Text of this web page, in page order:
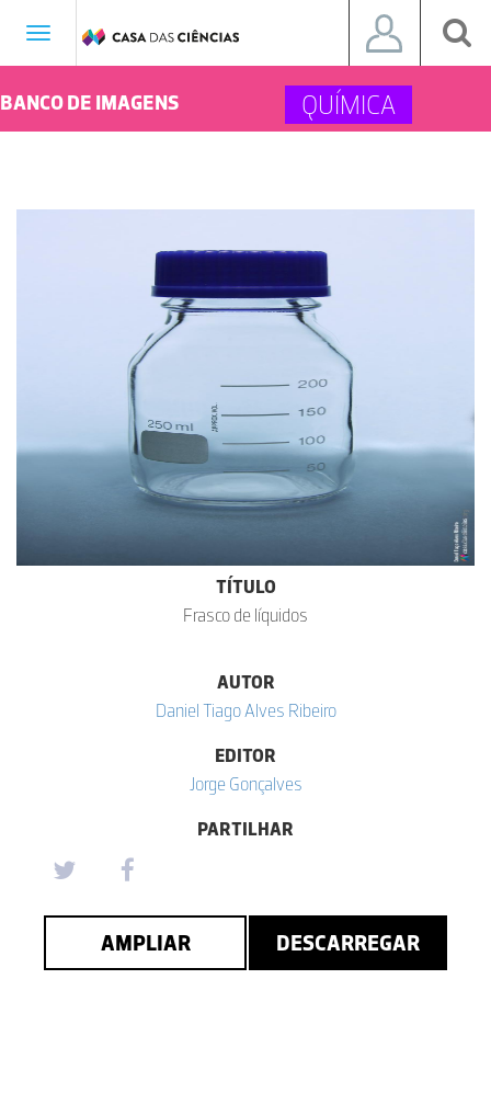
Toggle
BANCO DE IMAGENS QUÍMICA
TÍTULO
Frasco de líquidos
AUTOR
Daniel Tiago Alves Ribeiro
EDITOR
Jorge Gonçalves
PARTILHAR
AMPLIAR DESCARREGAR